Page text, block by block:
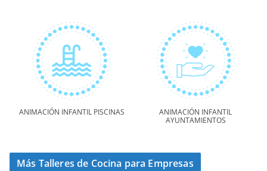
ANIMACIÓN INFANTIL PISCINAS
ANIMACIÓN INFANTIL
AYUNTAMIENTOS
Más Talleres de Cocina para Empresas